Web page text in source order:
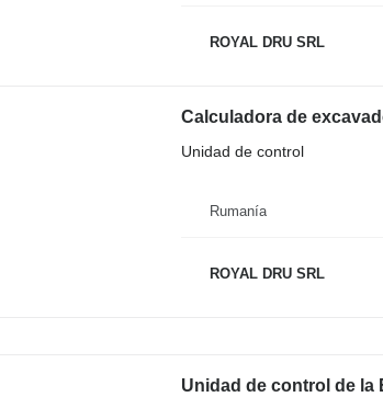
ROYAL DRU SRL
Unidad de control
Rumanía
ROYAL DRU SRL